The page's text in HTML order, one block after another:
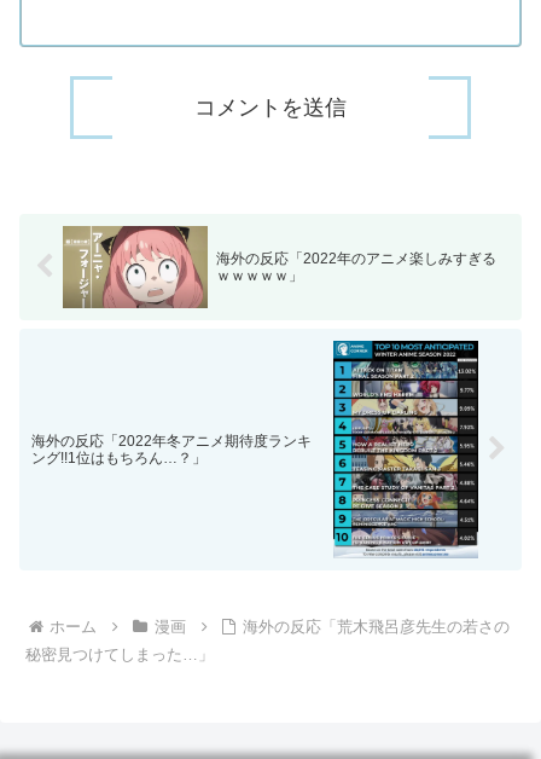
海外の反応「2022年のアニメ楽しみすぎる
ｗｗｗｗｗ」
海外の反応「2022年冬アニメ期待度ランキ
ング!!1位はもちろん…？」
ホーム 漫画
海外の反応「荒木飛呂彦先生の若さの
秘密見つけてしまった…」